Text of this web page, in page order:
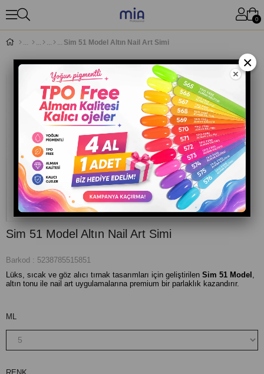
0
Sim 51 Model Altın Nail Art Simi
Sim 51 Model Altın Nail Art Simi
Barkod : 5238785515851
Lüks, sıcak ve göz alıcı tırnak tasarımları için geliştirilen Sim 51 Model
altın tonu ile nail art uygulamalarına premium bir parlaklık kazandırır.
ML
×